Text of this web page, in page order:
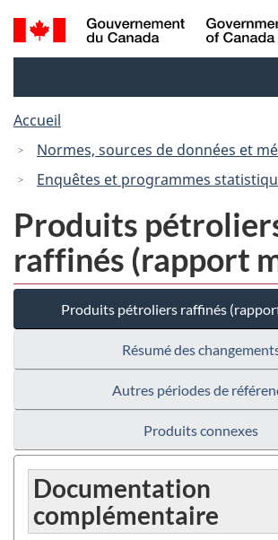
Passer
au
Passer
à
Recherche
et
Accueil
Normes, sources de données et
Enquêtes et programmes
Produits
raffinés (rapport
Produits pétroliers raffinés
Résumé des
Autres périodes de
Produits connexes
Documentation
complémentaire